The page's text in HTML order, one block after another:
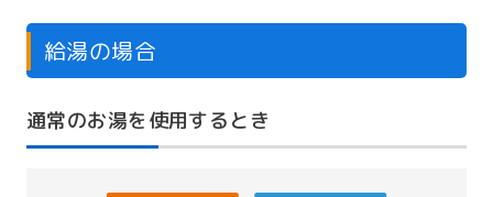
給湯の場合
通常のお湯を使用するとき